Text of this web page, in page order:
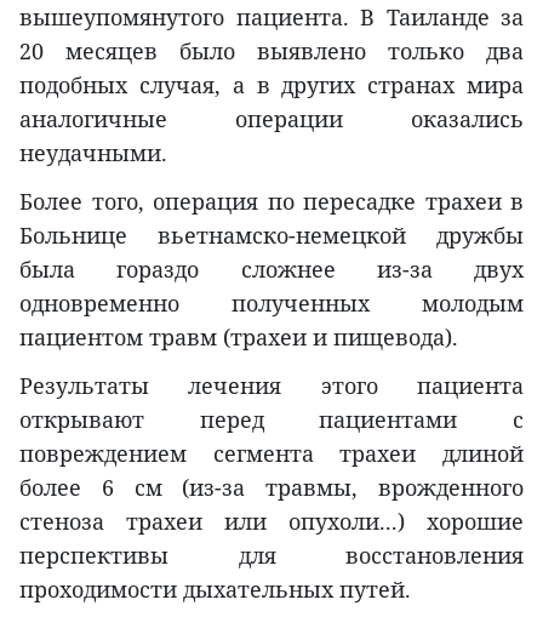
вышеупомянутого пациента. В Таиланде за
20 месяцев было выявлено только два
подобных случая, а в других странах мира
аналогичные операции оказались
неудачными.
Более того, операция по пересадке трахеи в
Больнице вьетнамско-немецкой дружбы
была гораздо сложнее из-за двух
одновременно полученных молодым
пациентом травм (трахеи и пищевода).
Результаты лечения этого пациента
открывают перед пациентами с
повреждением сегмента трахеи длиной
более 6 см (из-за травмы, врожденного
стеноза трахеи или опухоли...) хорошие
перспективы для восстановления
проходимости дыхательных путей.